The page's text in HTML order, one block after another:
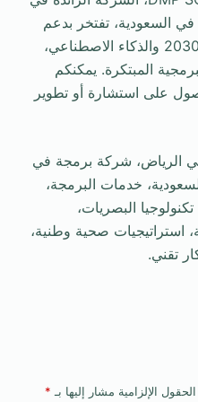
السعودية، تفتخر بدعم
المشاريع البرمجية ضمن رؤية 2030 والذكاء الاصطناعي،
المبتكرة. يمكنكم
على استشارة أو تطوير
الرياض، شركة برمجة في
خدمات البرمجة،
تكنولوجيا البصريات،
استراتيجيات صحية وطنية،
تقني.
الحقول الإلزامية مشار إليها بـ *